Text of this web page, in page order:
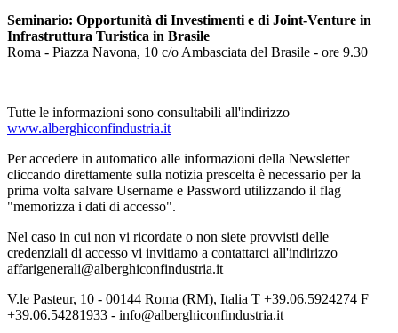
Seminario: Opportunità di Investimenti e di Joint-Venture in
Infrastruttura Turistica in Brasile
Roma - Piazza Navona, 10 c/o Ambasciata del Brasile - ore 9.30
Tutte le informazioni sono consultabili all'indirizzo
www.alberghiconfindustria.it
Per accedere in automatico alle informazioni della Newsletter
cliccando direttamente sulla notizia prescelta è necessario per la
prima volta salvare Username e Password utilizzando il flag
"memorizza i dati di accesso".
Nel caso in cui non vi ricordate o non siete provvisti delle
credenziali di accesso vi invitiamo a contattarci all'indirizzo
affarigenerali@alberghiconfindustria.it
V.le Pasteur, 10 - 00144 Roma (RM), Italia T +39.06.5924274 F
+39.06.54281933 - info@alberghiconfindustria.it